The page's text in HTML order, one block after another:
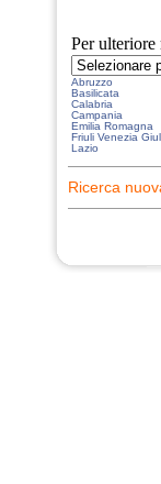
Per ulteriore
Abruzzo
Basilicata
Calabria
Campania
Emilia Romagna
Friuli Venezia
Lazio
Ricerca